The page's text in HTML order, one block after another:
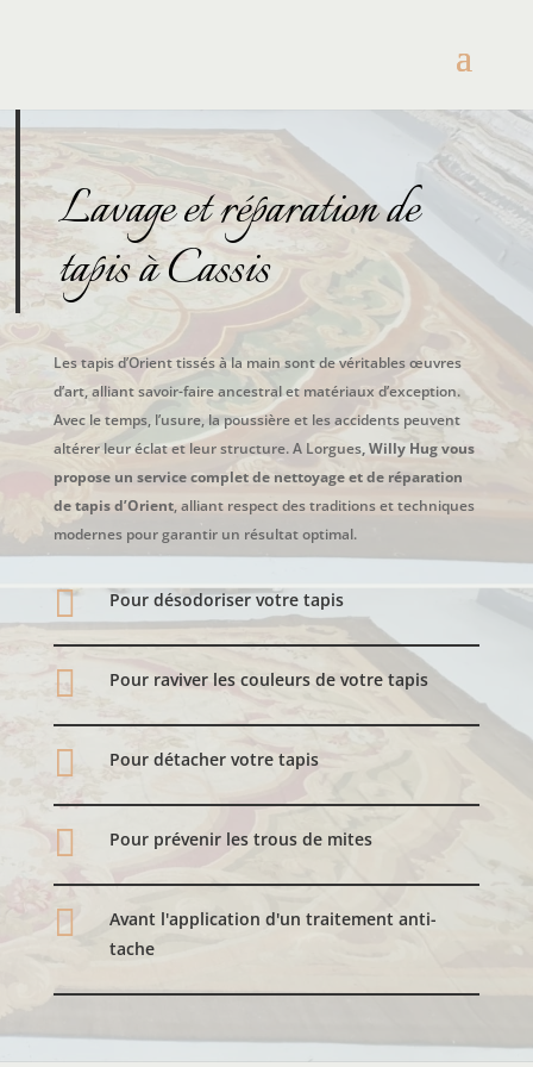
Lavage et réparation de
tapis à Cassis
Les tapis d’Orient tissés à la main sont de véritables œuvres
d’art, alliant savoir-faire ancestral et matériaux d’exception.
Avec le temps, l’usure, la poussière et les accidents peuvent
altérer leur éclat et leur structure. A Lorgues, Willy Hug vous
propose un service complet de nettoyage et de réparation
de tapis d’Orient, alliant respect des traditions et techniques
modernes pour garantir un résultat optimal.
 Pour désodoriser votre tapis
 Pour raviver les couleurs de votre tapis
 Pour détacher votre tapis
 Pour prévenir les trous de mites

Avant l'application d'un traitement anti-
tache